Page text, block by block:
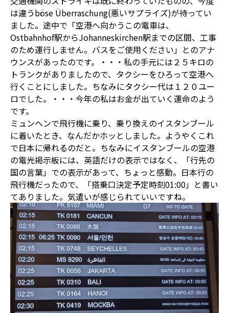
は違うböse Überraschung(悪いサプライズ)が待ってい
ました。途中で「空港へ向かうこの電車は、
︎Ostbahnhof駅から︎Johanneskirchen駅までの区間、工事
のため運行しません。バスをご使用ください」とのアナ
ウンスがあったのです。・・・私の手元には２５キロの
トランクがありましたので、タクシーをひろって空港へ
行くことにしました。ちなみにタクシー代は１２０ユー
ロでした。・・・今年の私はお金が出ていく運命のよう
です。
ミュンヘンで飛行機に乗り、乗り換えのイスタンブール
に着いたとき、なんだかホッとしました。ようやくこれ
で日本に帰れるのだと。ちなみにイスタンブールの空港
の電光掲示板には、英語だけの表示ではなく、「行先の
国の言葉」での表示があって、ちょっと感動。日本行の
飛行機だったので、「搭乗口決定予定時刻01:00」と書い
てありました。気遣いが感じられていいですね。